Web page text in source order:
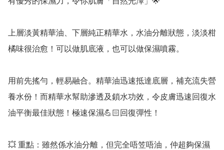
上層淡黃精華油、下層純正精華水，水油分離狀態，淡淡柑
橘味很治愈！可以做肌底液，也可以做保濕噴霧。
用前先搖勻，輕易融合。精華油迅速抵達底層，補充流失營
養水份！而精華水幫助滲透及鎖水功效，令皮膚迅速回復水
油平衡最佳狀態！極速保濕💪🏻回復彈性！
💥 重點：雖然係水油分離，但完全唔笠唔油，仲超夠保濕